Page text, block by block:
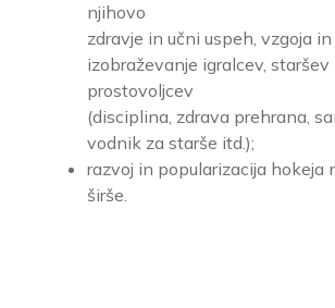
njihovo
zdravje in učni uspeh, vzgoja in
izobraževanje igralcev, staršev
prostovoljcev
(disciplina, zdrava prehrana,
vodnik za starše itd.);
razvoj in popularizacija hokeja
širše.